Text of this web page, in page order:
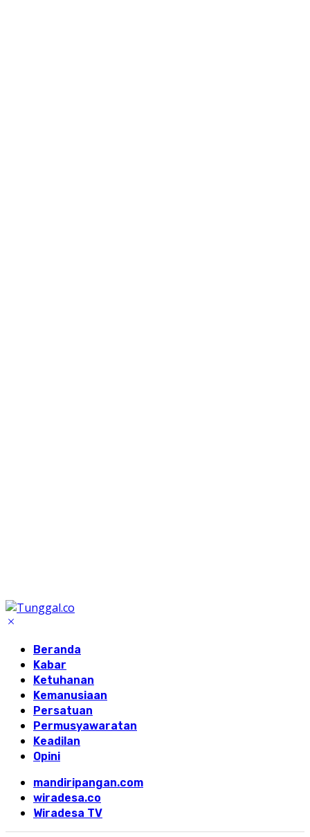
Beranda
Kabar
Ketuhanan
Kemanusiaan
Persatuan
Permusyawaratan
Keadilan
Opini
mandiripangan.com
wiradesa.co
Wiradesa TV